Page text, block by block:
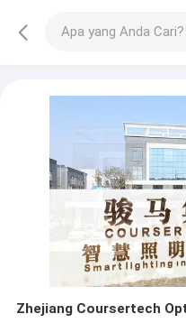
Zhejiang Coursertech